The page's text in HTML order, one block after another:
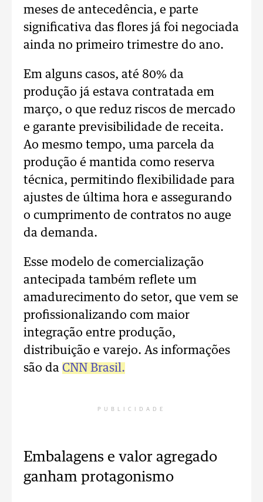
meses de antecedência, e parte
significativa das flores já foi negociada
ainda no primeiro trimestre do ano.
Em alguns casos, até 80% da
produção já estava contratada em
março, o que reduz riscos de mercado
e garante previsibilidade de receita.
Ao mesmo tempo, uma parcela da
produção é mantida como reserva
técnica, permitindo flexibilidade para
ajustes de última hora e assegurando
o cumprimento de contratos no auge
da demanda.
Esse modelo de comercialização
antecipada também reflete um
amadurecimento do setor, que vem se
profissionalizando com maior
integração entre produção,
distribuição e varejo. As informações
são da CNN Brasil.
PUBLICIDADE
Embalagens e valor agregado
ganham protagonismo